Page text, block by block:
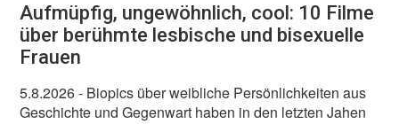
Aufmüpfig, ungewöhnlich, cool: 10 Filme
über berühmte lesbische und bisexuelle
Frauen
5.8.2026- Biopics über weibliche Persönlichkeiten aus
Geschichte und Gegenwart haben in den letzten Jahen